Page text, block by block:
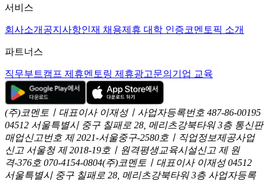
서비스
회사소개 공지사항인재 채용제휴 대학 인증코멘토픽 소개
파트너스
직무부트캠프 제휴멘토링 제휴광고문의 기업 교육
(주)코멘토ㅣ대표이사 이재성ㅣ사업자등록번호 487-86-00195
04512 서울특별시 중구 칠패로 28, 메리츠강북타워 3층 통신판
매업신고번호 제 2021-서울중구-2580호ㅣ직업정보제공사업
신고 서울청 제 2018-19호ㅣ원격평생교육시설신고 제 원
격-376호 070-4154-0804(주)코멘토ㅣ대표이사 이재성 04512
서울특별시 중구 칠패로 28, 메리츠강북타워 3층 사업자등록